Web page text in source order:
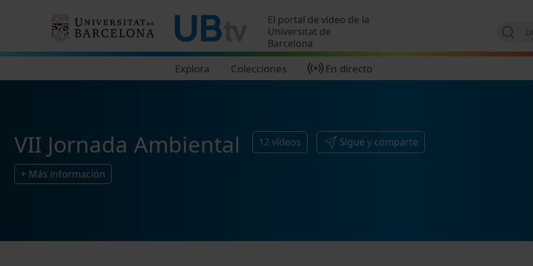
El portal de vídeo de la
Universitat de
Barcelona
Explora Colecciones En directo
VII Jornada Ambiental 12 vídeos Sigue y comparte
+ Más información